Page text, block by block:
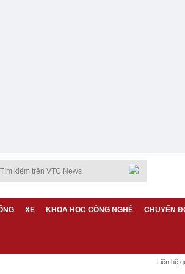
XE KHOA HỌC CÔNG NGHỆ CHUYỂN
Liên hệ